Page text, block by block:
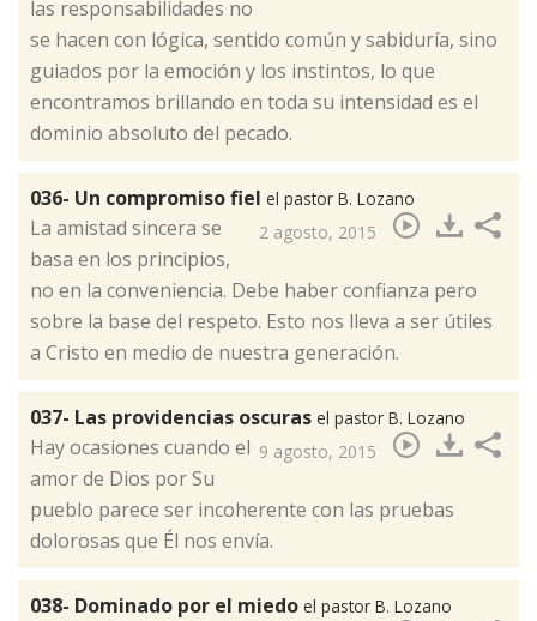
las responsabilidades no
se hacen con lógica, sentido común y sabiduría, sino
guiados por la emoción y los instintos, lo que
encontramos brillando en toda su intensidad es el
dominio absoluto del pecado.
036- Un compromiso fiel el pastor B. Lozano
2 agosto, 2015
​La amistad sincera se
basa en los principios,
no en la conveniencia. Debe haber confianza pero
sobre la base del respeto. Esto nos lleva a ser útiles
a Cristo en medio de nuestra generación.
037- Las providencias oscuras el pastor B. Lozano
9 agosto, 2015
​Hay ocasiones cuando el
amor de Dios por Su
pueblo parece ser incoherente con las pruebas
dolorosas que Él nos envía.
038- Dominado por el miedo el pastor B. Lozano